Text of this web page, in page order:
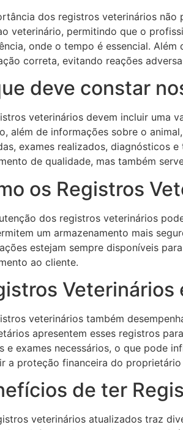
dos registros veterinários não
veterinário, permitindo que o
onde o tempo é essencial.
correta, evitando reações
deve constar
veterinários devem incluir uma
além de informações sobre o
exames realizados, diagnósticos
de qualidade, mas também
os Registros
dos registros veterinários
um armazenamento mais
estejam sempre disponíveis
ao cliente.
Veterinários
veterinários também
apresentem esses registros
e exames necessários, o que pode
a proteção financeira do
de ter
veterinários atualizados traz